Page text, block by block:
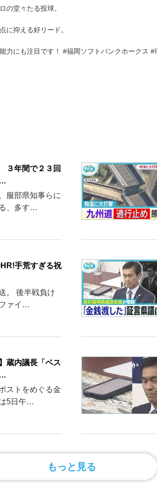
の堂々たる投球。
に抑える好リード。
力にも注目です！ #福岡ソフトバンクホークス
３年間で２３回
服部県知事らに
、多す…
手荒すぎる祝
。 後半戦負け
ァイ…
蔵内議長「ベス
…
ストをめぐる金
5日午…
もっと見る